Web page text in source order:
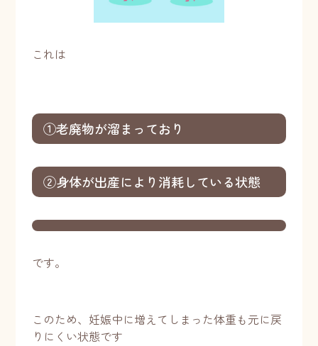
これは
①老廃物が溜まっており
②身体が出産により消耗している状態
です。
このため、妊娠中に増えてしまった体重も元に戻
りにくい状態です